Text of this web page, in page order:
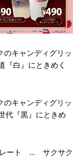
キャンディグリッ
『白』にときめく
キャンディグリッ
代『黒』にときめ
レート … サクサク